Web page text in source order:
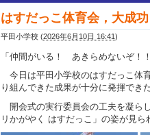
はすだっこ体育会，大成
平田小学校 (2026年6月10日 16:41)
「仲間がいる！ あきらめないぞ
今日は平田小学校のはすだっこ体
り組んできた成果が十分に発揮でき
開会式の実行委員会の工夫を凝ら
リかがやく はすだっこ」の姿が見ら